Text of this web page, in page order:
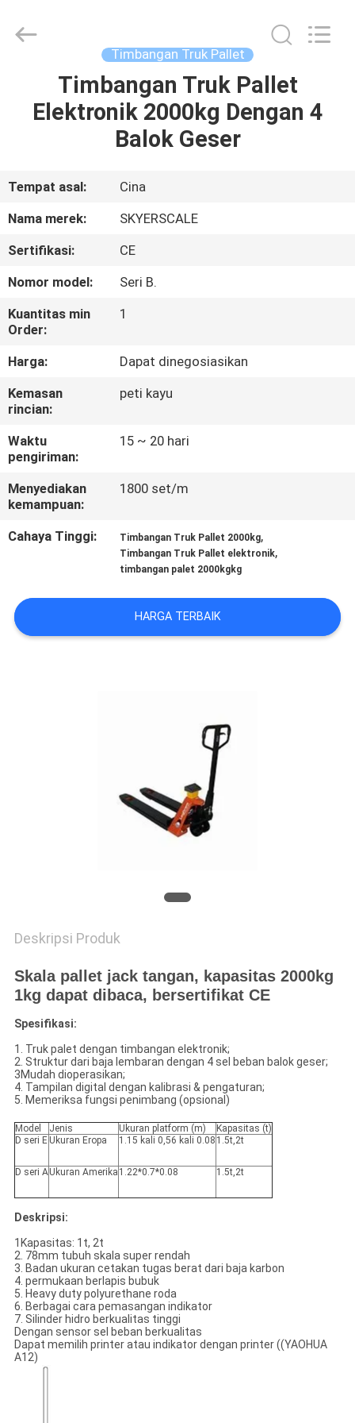
RUMAH
VIDEO
KAMI
TUR
PABRIK
KONTROL
KUALITAS
BERITA
KASUS-
KASUS
MINTA
KUTIPAN
Co.,Limited.
Timbangan Truk Pallet
Timbangan Truk Pallet
Elektronik 2000kg Dengan 4
Balok Geser
Tempat asal:
Cina
Nama merek:
SKYERSCALE
Sertifikasi:
CE
Nomor model:
Seri B.
Kuantitas min
Order:
1
Harga:
Dapat dinegosiasikan
Kemasan
rincian:
peti kayu
Waktu
pengiriman:
15 ~ 20 hari
Menyediakan
kemampuan:
1800 set/m
Cahaya Tinggi: Timbangan Truk Pallet 2000kg,
Timbangan Truk Pallet elektronik,
timbangan palet 2000kgkg
HARGA TERBAIK
Deskripsi Produk
Skala pallet jack tangan, kapasitas 2000kg
1kg dapat dibaca, bersertifikat CE
Spesifikasi:
1. Truk palet dengan timbangan elektronik;
2. Struktur dari baja lembaran dengan 4 sel beban balok geser;
3Mudah dioperasikan;
4. Tampilan digital dengan kalibrasi & pengaturan;
5. Memeriksa fungsi penimbang (opsional)
Model Jenis Ukuran platform (m)
Kapasitas (t)
D seri E Ukuran Eropa 1.15 kali 0,56 kali 0.08 1.5t,2t
D seri AUkuran Amerika 1.22*0.7*0.08 1.5t,2t
Deskripsi:
1Kapasitas: 1t, 2t
2. 78mm tubuh skala super rendah
3. Badan ukuran cetakan tugas berat dari baja karbon
4. permukaan berlapis bubuk
5. Heavy duty polyurethane roda
6. Berbagai cara pemasangan indikator
7. Silinder hidro berkualitas tinggi
Dengan sensor sel beban berkualitas
Dapat memilih printer atau indikator dengan printer ((YAOHUA
A12)